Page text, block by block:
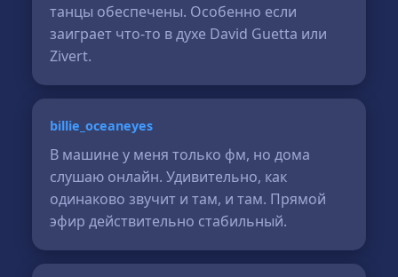
танцы обеспечены. Особенно если
заиграет что-то в духе David Guetta или
Zivert.
billie_oceaneyes
В машине у меня только фм, но дома
слушаю онлайн. Удивительно, как
одинаково звучит и там, и там. Прямой
эфир действительно стабильный.